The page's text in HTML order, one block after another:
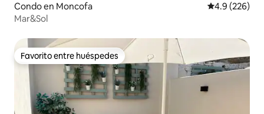
Condo en Moncofa Calificación
4.9 (226)
Mar&Sol
Favorito entre huéspedes
Favorito entre huéspedes